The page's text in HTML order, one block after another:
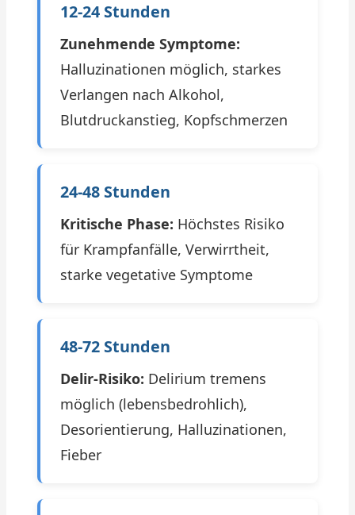
12-24 Stunden
Zunehmende Symptome:
Halluzinationen möglich, starkes
Verlangen nach Alkohol,
Blutdruckanstieg, Kopfschmerzen
24-48 Stunden
Kritische Phase: Höchstes Risiko
für Krampfanfälle, Verwirrtheit,
starke vegetative Symptome
48-72 Stunden
Delir-Risiko: Delirium tremens
möglich (lebensbedrohlich),
Desorientierung, Halluzinationen,
Fieber